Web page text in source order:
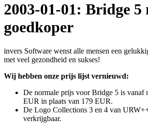
2003-01-01: Bridge 5
goedkoper
invers Software wenst alle mensen een
met veel gezondheid en sukses!
Wij hebben onze prijs lijst vernieuwd:
De normale prijs voor Bridge 5 is vanaf
EUR in plaats van 179 EUR.
De Logo Collections 3 en 4 van
verkrijgbaar.